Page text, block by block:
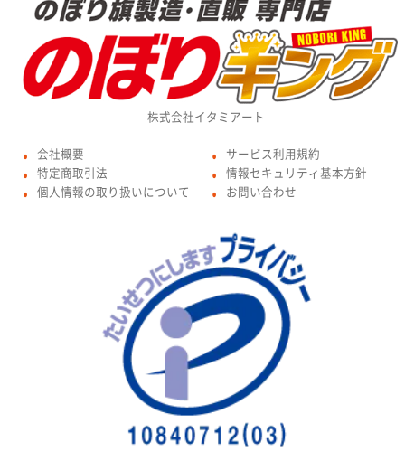
株式会社イタミアート
● 会社概要
● 特定商取引法
● 個人情報の取り扱いについて
● サービス利用規約
● 情報セキュリティ基本方針
● お問い合わせ